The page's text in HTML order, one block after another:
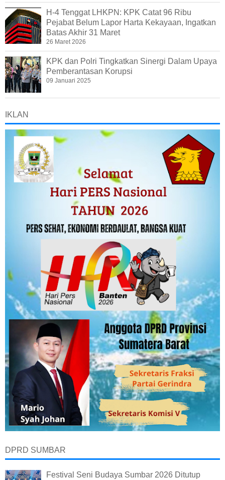
H-4 Tenggat LHKPN: KPK Catat 96 Ribu
Pejabat Belum Lapor Harta Kekayaan, Ingatkan
Batas Akhir 31 Maret
26 Maret 2026
KPK dan Polri Tingkatkan Sinergi Dalam Upaya
Pemberantasan Korupsi
09 Januari 2025
IKLAN
DPRD SUMBAR
Festival Seni Budaya Sumbar 2026 Ditutup